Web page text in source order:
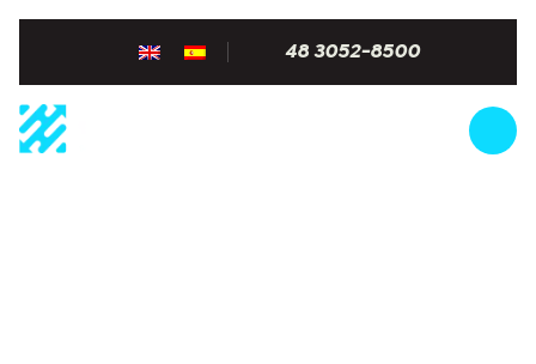
48 3052-8500